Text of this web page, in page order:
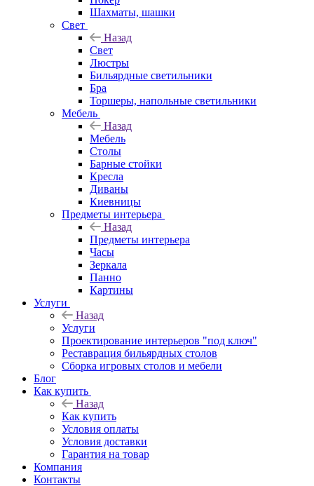
Шахматы, шашки
Свет
Назад
Свет
Люстры
Бильярдные светильники
Бра
Торшеры, напольные светильники
Мебель
Назад
Мебель
Столы
Барные стойки
Кресла
Диваны
Киевницы
Предметы интерьера
Назад
Предметы интерьера
Часы
Зеркала
Панно
Картины
Услуги
Назад
Услуги
Проектирование интерьеров "под ключ"
Реставрация бильярдных столов
Сборка игровых столов и мебели
Блог
Как купить
Назад
Как купить
Условия оплаты
Условия доставки
Гарантия на товар
Компания
Контакты